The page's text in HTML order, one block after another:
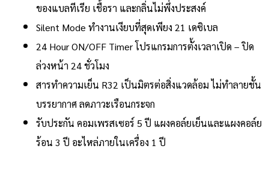
ของแบลทีเรีย เชื้อรา และกลิ่นไม่พึ่งประสงค์
Silent Mode ทำงานเงียบที่สุดเพียง 21 เดซิเบล
24 Hour ON/OFF Timer โปรแกรมการตั้งเวลาเปิด – ปิด
ล่วงหน้า 24 ชั่วโมง
สารทำความเย็น R32 เป็นมิตรต่อสิ่งแวดล้อม ไม่ทำลายชั้น
บรรยากาศ ลดภาวะเรือนกระจก
รับประกัน คอมเพรสเซอร์ 5 ปี แผงคอล์ยเย็นและแผงคอล์ย
ร้อน 3 ปี อะไหล่ภายในเครื่อง 1 ปี